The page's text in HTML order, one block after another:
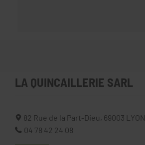
LA QUINCAILLERIE SARL
82 Rue de la Part-Dieu, 69003
LYON
04 78 42 24 08